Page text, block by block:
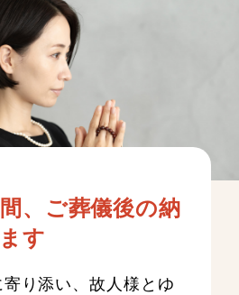
、ご葬儀後の納
す
り添い、故人様とゆ